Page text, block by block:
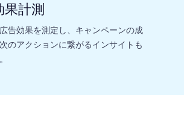
計測
告効果を測定し、キャンペーンの成
のアクションに繋がるインサイトも